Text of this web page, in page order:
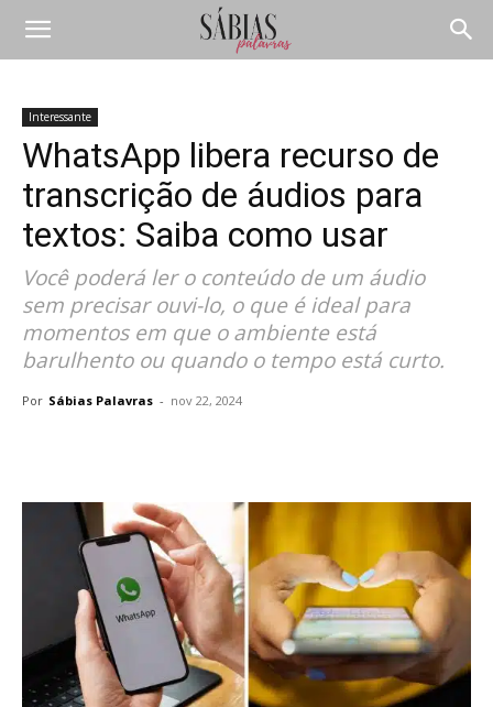
Interessante
WhatsApp libera recurso de
transcrição de áudios para
textos: Saiba como usar
Você poderá ler o conteúdo de um áudio
sem precisar ouvi-lo, o que é ideal para
momentos em que o ambiente está
barulhento ou quando o tempo está curto.
Por Sábias Palavras - nov 22, 2024